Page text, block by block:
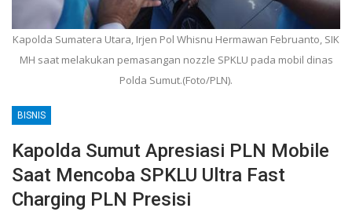
Kapolda Sumatera Utara, Irjen Pol Whisnu Hermawan Februanto, SIK
MH saat melakukan pemasangan nozzle SPKLU pada mobil dinas
Polda Sumut.(Foto/PLN).
BISNIS
Kapolda Sumut Apresiasi PLN Mobile
Saat Mencoba SPKLU Ultra Fast
Charging PLN Presisi